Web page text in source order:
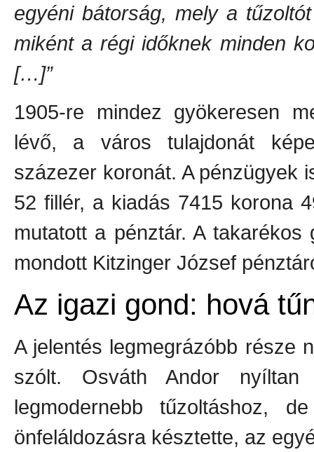
egyéni bátorság, mely a
miként a régi időknek minden
[…]”
1905-re mindez gyökeresen
lévő, a város tulajdonát
százezer koronát. A pénzügyek
52 fillér, a kiadás 7415 korona
mutatott a pénztár. A
mondott Kitzinger József
Az igazi gond: hová
A jelentés legmegrázóbb része
szólt. Osváth Andor
legmodernebb tűzoltáshoz,
önfeláldozásra késztette, az